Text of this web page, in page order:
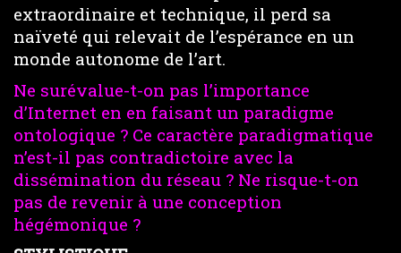
extraordinaire et technique, il perd sa
naïveté qui relevait de l’espérance en un
monde autonome de l’art.
Ne surévalue-t-on pas l’importance
d’Internet en en faisant un paradigme
ontologique ? Ce caractère paradigmatique
n’est-il pas contradictoire avec la
dissémination du réseau ? Ne risque-t-on
pas de revenir à une conception
hégémonique ?